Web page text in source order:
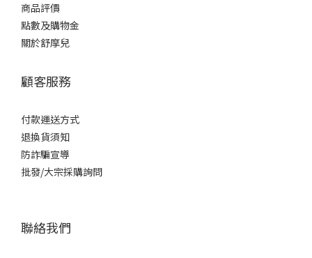
商品評價
點數及購物金
關於舒摩兒
顧客服務
付款運送方式
退換貨須知
防詐騙宣導
批發/大宗採購詢問
聯絡我們